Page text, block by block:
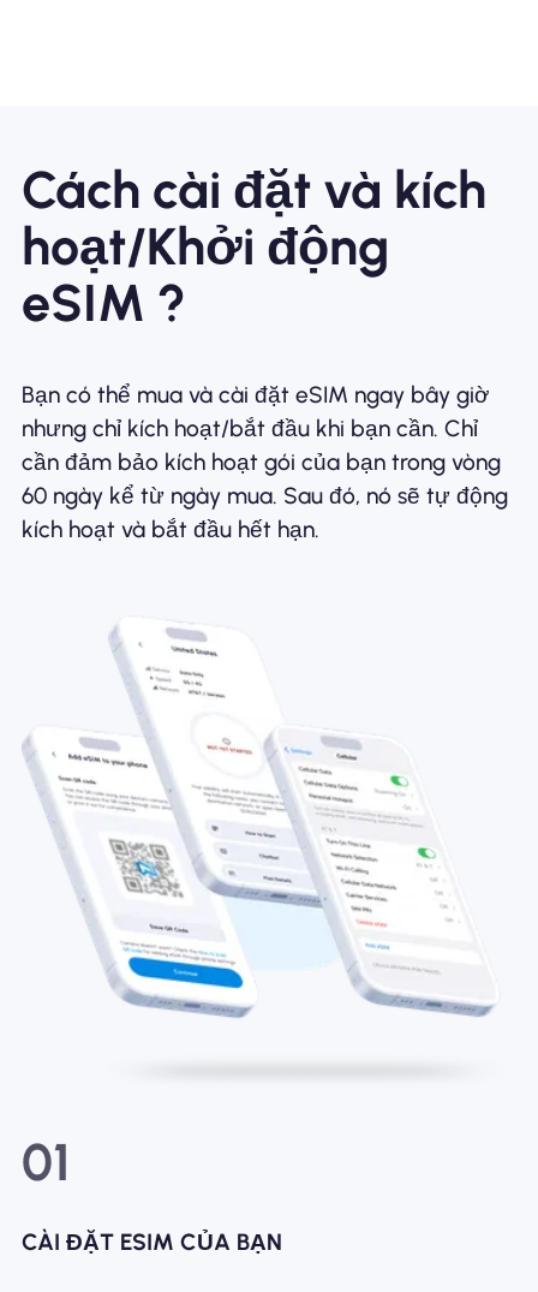
Cách cài đặt và kích
hoạt/Khởi động
eSIM ?
Bạn có thể mua và cài đặt eSIM ngay bây giờ
nhưng chỉ kích hoạt/bắt đầu khi bạn cần. Chỉ
cần đảm bảo kích hoạt gói của bạn trong vòng
60 ngày kể từ ngày mua. Sau đó, nó sẽ tự động
kích hoạt và bắt đầu hết hạn.
01
CÀI ĐẶT ESIM CỦA BẠN